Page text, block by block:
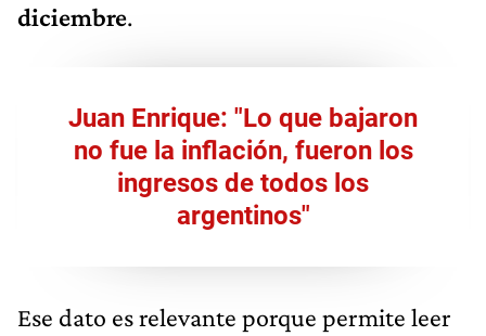
diciembre.
Juan Enrique: "Lo que bajaron
no fue la inflación, fueron los
ingresos de todos los
argentinos"
Ese dato es relevante porque permite leer